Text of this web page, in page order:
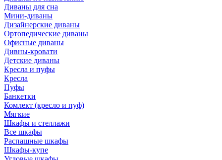
Диваны для сна
Мини-диваны
Дизайнерские диваны
Ортопедические диваны
Офисные диваны
Дивны-кровати
Детские диваны
Кресла и пуфы
Кресла
Пуфы
Банкетки
Комлект (кресло и пуф)
Мягкие
Шкафы и стеллажи
Все шкафы
Распашные шкафы
Шкафы-купе